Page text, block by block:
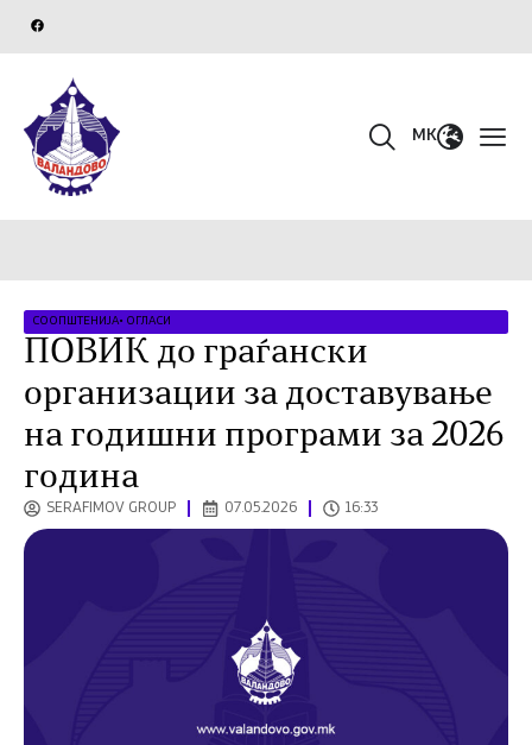
MK
СООПШТЕНИЈА• ОГЛАСИ
ПОВИК до граѓански
организации за доставување
на годишни програми за 2026
година
SERAFIMOV GROUP 07.05.2026 16:33